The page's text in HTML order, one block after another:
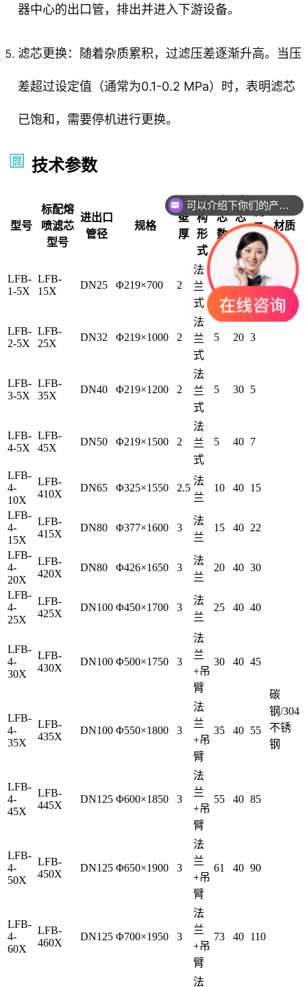
器中心的出口管，排出并进入下游设备。
滤芯更换：随着杂质累积，过滤压差逐渐升高。当压
差超过设定值（通常为0.1-0.2 MPa）时，表明滤芯
已饱和，需要停机进行更换。
技术参数
型号
标配熔
喷滤芯
型号
进出口
管径
规格
壁
厚
结
构
形
式
滤
芯
数
量
滤
芯
尺
寸
流
量
t/h
材质
LFB-
1-5X
LFB-
15X
DN25 Φ219×700 2
法
兰
式
5 10 1.5
碳
钢/304
不锈
钢
LFB-
2-5X
LFB-
25X
DN32 Φ219×1000 2
法
兰
式
5 20 3
LFB-
3-5X
LFB-
35X
DN40 Φ219×1200 2
法
兰
式
5 30 5
LFB-
4-5X
LFB-
45X
DN50 Φ219×1500 2
法
兰
式
5 40 7
LFB-
4-
10X
LFB-
410X
DN65 Φ325×1550 2.5
法
兰
10 40 15
LFB-
4-
15X
LFB-
415X
DN80 Φ377×1600 3
法
兰
15 40 22
LFB-
4-
20X
LFB-
420X
DN80 Φ426×1650 3
法
兰
20 40 30
LFB-
4-
25X
LFB-
425X
DN100 Φ450×1700 3
法
兰
25 40 40
LFB-
4-
30X
LFB-
430X
DN100 Φ500×1750 3
法
兰
+吊
臂
30 40 45
LFB-
4-
35X
LFB-
435X
DN100 Φ550×1800 3
法
兰
+吊
臂
35 40 55
LFB-
4-
45X
LFB-
445X
DN125 Φ600×1850 3
法
兰
+吊
臂
55 40 85
LFB-
4-
50X
LFB-
450X
DN125 Φ650×1900 3
法
兰
+吊
臂
61 40 90
LFB-
4-
60X
LFB-
460X
DN125 Φ700×1950 3
法
兰
+吊
臂
73 40 110
法
可以介绍下你们的产品么